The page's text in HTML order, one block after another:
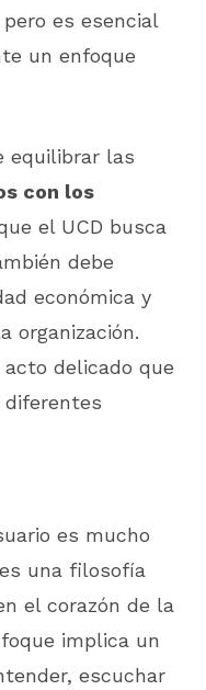
es esencial
un enfoque
equilibrar las
con los
el UCD busca
debe
económica y
organización.
delicado que
diferentes
es mucho
una filosofía
el corazón de la
implica un
escuchar